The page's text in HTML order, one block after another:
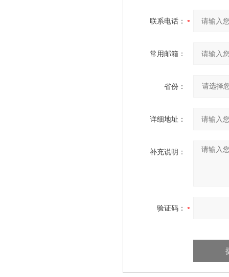
联系电话：
常用邮箱：
省份：
详细地址：
补充说明：
验证码：